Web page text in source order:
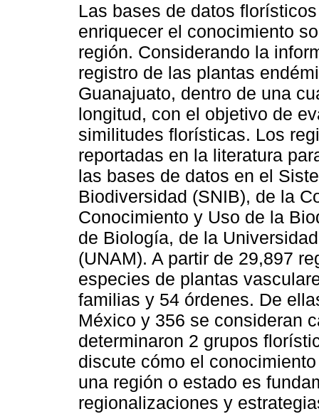
Las bases de datos
enriquecer el conocimiento
región. Considerando la
registro de las plantas
Guanajuato, dentro de una
longitud, con el objetivo de
similitudes florísticas. Los
reportadas en la literatura
las bases de datos en el
Biodiversidad (SNIB), de la
Conocimiento y Uso de la
de Biología, de la
(UNAM). A partir de 29,897
especies de plantas
familias y 54 órdenes. De
México y 356 se consideran
determinaron 2 grupos
discute cómo el
una región o estado es
regionalizaciones y